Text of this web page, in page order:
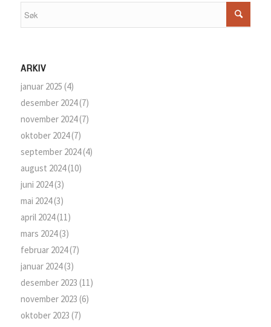
ARKIV
januar 2025 (4)
desember 2024(7)
november 2024(7)
oktober 2024(7)
september 2024(4)
august 2024(10)
juni 2024(3)
mai 2024(3)
april 2024(11)
mars 2024(3)
februar 2024(7)
januar 2024(3)
desember 2023 (11)
november 2023 (6)
oktober 2023 (7)